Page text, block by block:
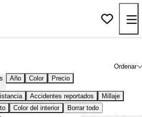
Ordenar
Año Color Precio
Accidentes reportados
Millaje
Color del interior Borrar todo